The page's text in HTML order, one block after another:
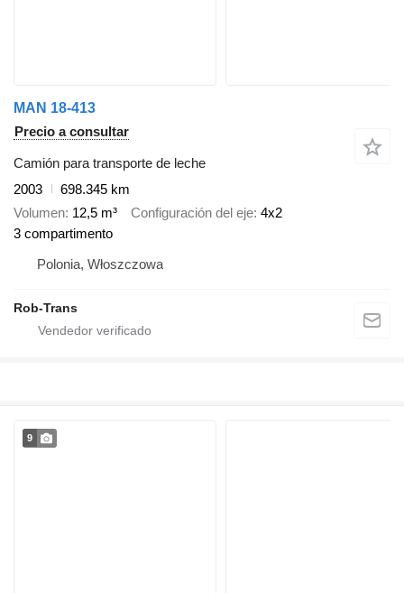
MAN 18-413
Precio a consultar
Camión para transporte de leche
2003
698.345 km
Volumen 12,5 m³ Configuración del eje 4x2
3 compartimento
Polonia, Włoszczowa
Rob-Trans
9